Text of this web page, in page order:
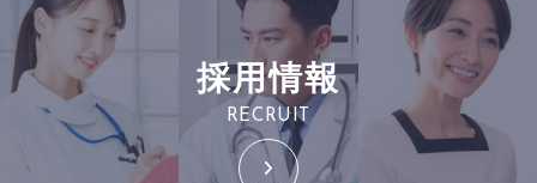
採用情報
RECRUIT